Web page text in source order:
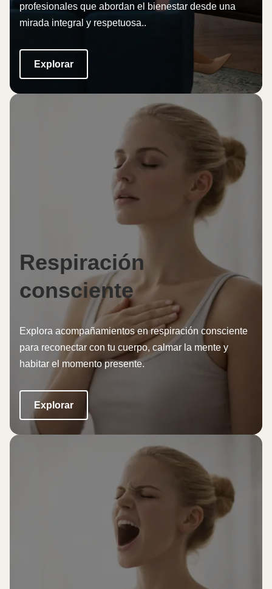
profesionales que abordan el bienestar desde una
mirada integral y respetuosa..
Explorar
Respiración
consciente
Explora acompañamientos en respiración consciente
para reconectar con tu cuerpo, calmar la mente y
habitar el momento presente.
Explorar